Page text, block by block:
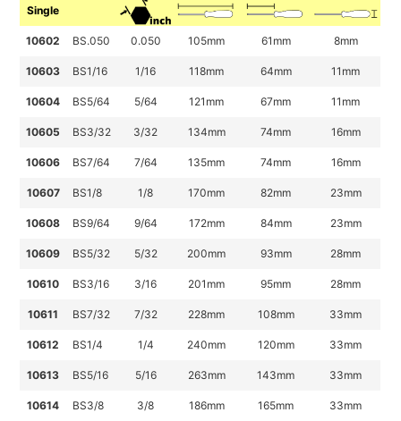
Single
10602 BS.050 0.050 105mm 61 mm 8mm
10603 BS1/16 1/16 118mm 64mm 11 mm
10604 BS5/64 5/64 121 mm 67mm 11 mm
10605 BS3/32 3/32 134mm 74mm 16mm
10606 BS7/64 7/64 135mm 74mm 16mm
10607 BS1/8 1/8 170mm 82mm 23mm
10608 BS9/64 9/64 172mm 84mm 23mm
10609 BS5/32 5/32 200mm 93mm 28mm
10610 BS3/16 3/16 201 mm 95mm 28mm
10611 BS7/32 7/32 228mm 108mm 33mm
10612 BS1/4 1/4 240mm 120mm 33mm
10613 BS5/16 5/16 263mm 143mm 33mm
10614 BS3/8 3/8 186mm 165mm 33mm